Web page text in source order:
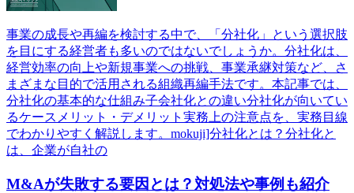
事業の成長や再編を検討する中で、「分社化」という選択肢
を目にする経営者も多いのではないでしょうか。分社化は、
経営効率の向上や新規事業への挑戦、事業承継対策など、さ
まざまな目的で活用される組織再編手法です。本記事では、
分社化の基本的な仕組み子会社化との違い分社化が向いてい
るケースメリット・デメリット実務上の注意点を、実務目線
でわかりやすく解説します。mokuji]分社化とは？分社化と
は、企業が自社の
M&Aが失敗する要因とは？対処法や事例も紹介